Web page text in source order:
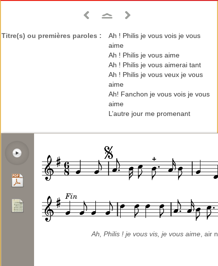
Titre(s) ou premières paroles :
Ah ! Philis je vous vois je vous
aime
Ah ! Philis je vous aime
Ah ! Philis je vous aimerai tant
Ah ! Philis je vous veux je vous
aime
Ah! Fanchon je vous vois je vous
aime
L’autre jour me promenant
Ah, Philis ! je vous vis, je vous aime , air n